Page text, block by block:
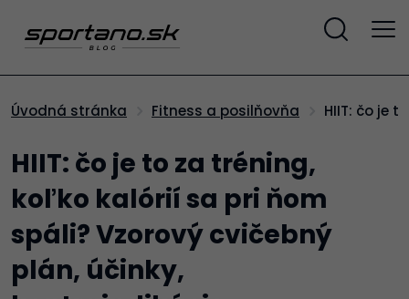
Úvodná stránka Fitness a posilňovňa HIIT: čo
HIIT: čo je to za tréning,
koľko kalórií sa pri ňom
spáli? Vzorový cvičebný
plán, účinky,